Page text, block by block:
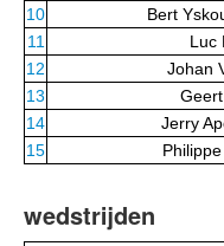
10
Bert
11
Luc
12
Johan
13
14
Jerry
15
wedstrijden